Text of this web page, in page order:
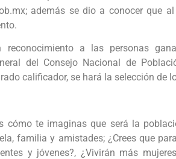
además se dio a conocer que
a las personas
del Consejo Nacional de
calificador, se hará la selección de
te imaginas que será la
familia y amistades; ¿Crees que
y jóvenes?, ¿Vivirán más